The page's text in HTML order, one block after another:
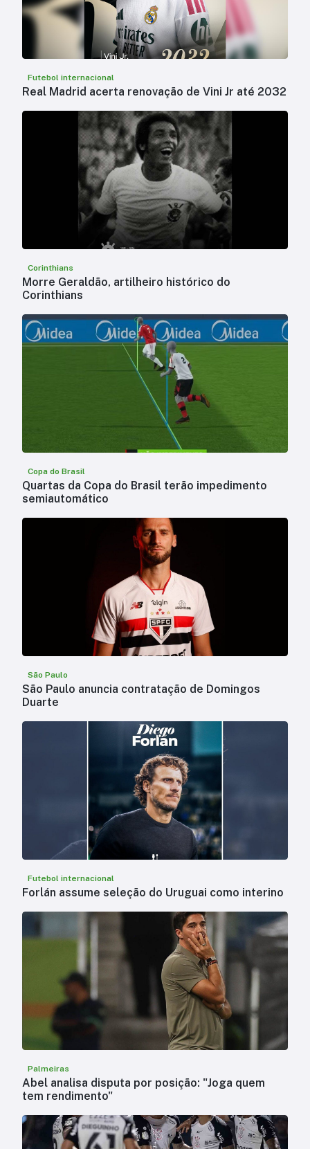
Futebol internacional
Real Madrid acerta renovação de Vini Jr até 2032
Corinthians
Morre Geraldão, artilheiro histórico do
Corinthians
Copa do Brasil
Quartas da Copa do Brasil terão impedimento
semiautomático
São Paulo
São Paulo anuncia contratação de Domingos
Duarte
Futebol internacional
Forlán assume seleção do Uruguai como interino
Palmeiras
Abel analisa disputa por posição: "Joga quem
tem rendimento"